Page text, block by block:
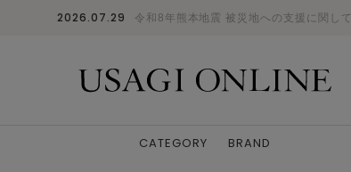
2026.07.29 令和8年熊本地震 被災地への支援に関して
CATEGORY BRAND